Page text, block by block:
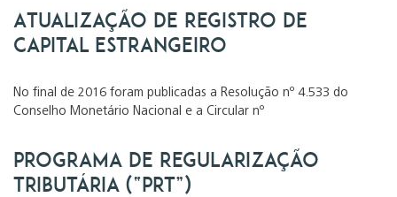
Atualização de Registro de
Capital Estrangeiro
No final de 2016 foram publicadas a Resolução nº 4.533 do
Conselho Monetário Nacional e a Circular nº
Programa de Regularização
Tributária (“PRT”)